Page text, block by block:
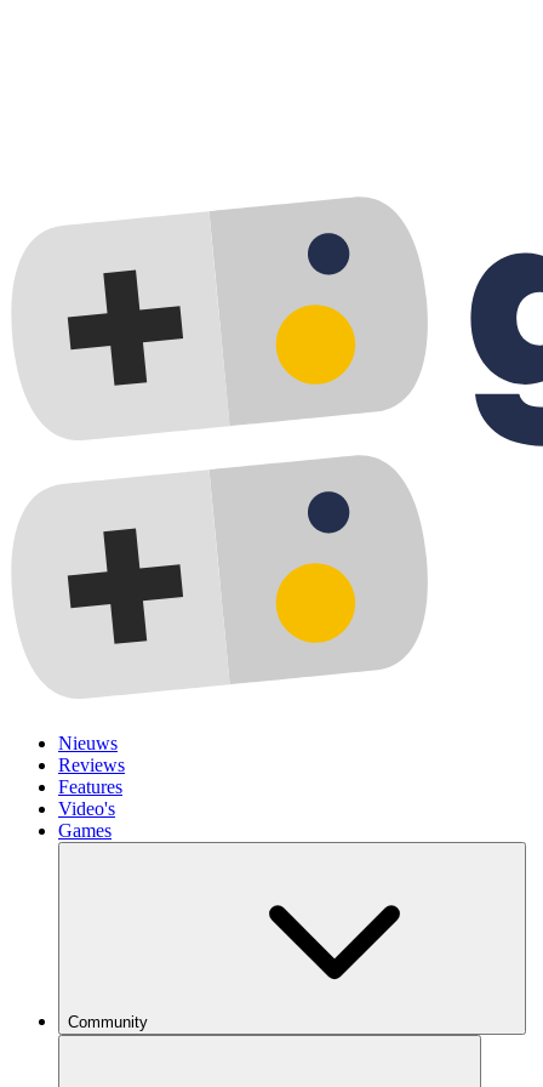
Nieuws
Reviews
Features
Video's
Games
Community